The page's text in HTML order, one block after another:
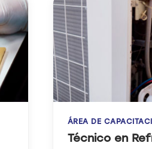
ÁREA DE
Reparación